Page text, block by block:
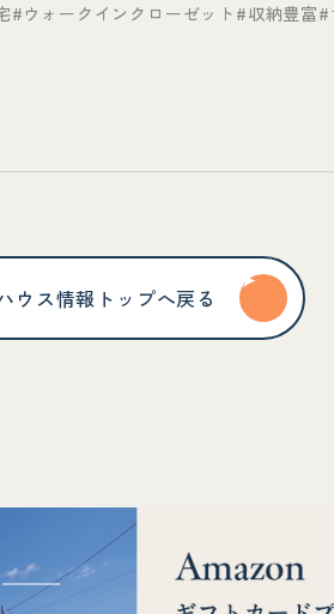
ウォークインクローゼット 収納豊富
ウス情報トップへ戻る